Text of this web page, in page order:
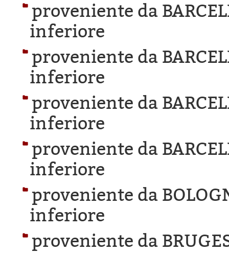
proveniente da
inferiore
proveniente da
inferiore
proveniente da
inferiore
proveniente da
inferiore
proveniente da
inferiore
proveniente da